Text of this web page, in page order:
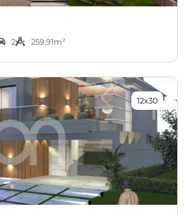
2 259,91m²
12x30